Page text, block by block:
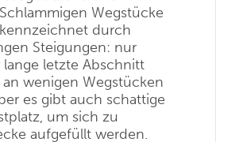
Wegstücke
durch
Steigungen: nur
letzte Abschnitt
wenigen Wegstücken
es gibt auch schattige
um sich zu
aufgefüllt werden.